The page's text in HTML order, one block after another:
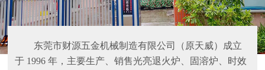
东莞市财源五金机械制造有限公司（原天威）成立
于 1996 年，主要生产、销售光亮退火炉、固溶炉、时效